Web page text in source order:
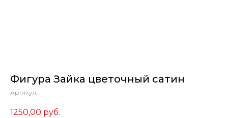
Фигура Зайка цветочный сатин
Артикул:
1250,00 руб.